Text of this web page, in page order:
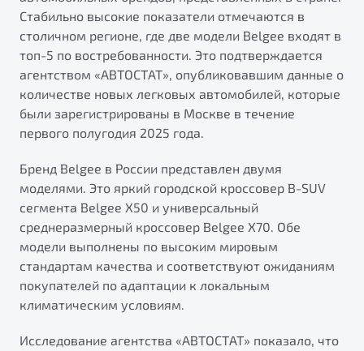
от 1 699 990 ₽*
Обзор В наличии
X70
Универсальный кроссовер
от 2 499 990 ₽*
Подробно
Автомобили в наличии
Тест-драйв
Спецпредложения
Будьте еще более уверены на дорогах с программой
"Помощь на дорогах"
Преимущества программы
Запись на сервис
Калькулятор ТО
Клиентская поддержка
Стабильно высокие показатели отмечаются в
столичном регионе, где две модели Belgee входят в
топ-5 по востребованности. Это подтверждается
агентством «АВТОСТАТ», опубликовавшим данные о
количестве новых легковых автомобилей, которые
были зарегистрированы в Москве в течение
первого полугодия 2025 года.
Бренд Belgee в России представлен двумя
моделями. Это яркий городской кроссовер B-SUV
сегмента Belgee X50 и универсальный
среднеразмерный кроссовер Belgee X70. Обе
модели выполнены по высоким мировым
стандартам качества и соответствуют ожиданиям
покупателей по адаптации к локальным
климатическим условиям.
Исследование агентства «АВТОСТАТ» показало, что